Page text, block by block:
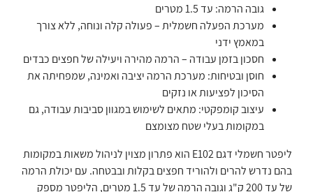
גובה הרמה: עד 1.5 מטרים
מערכת הפעלה חשמלית – פעולה קלה ונוחה, ללא צורך
במאמץ ידני
חסכון בזמן עבודה – הרמה מהירה ויעילה של חפצים כבדים
חוסן ובטיחות: מערכת הרמה יציבה ואמינה, שמפחיתה את
הסיכון לפציעות או נזקים
עיצוב קומפקטי: מתאים לשימוש במגוון סביבות עבודה, גם
במקומות בעלי שטח מצומצם
ליפטר חשמלי דגם E102 הוא פתרון מצוין לניהול משאות במקומות
בהם נדרש להרים ולהוריד חפצים בקלות ובבטחה. עם יכולת הרמה
של עד 200 ק"ג וגובה הרמה של עד 1.5 מטרים, הליפטר מספק